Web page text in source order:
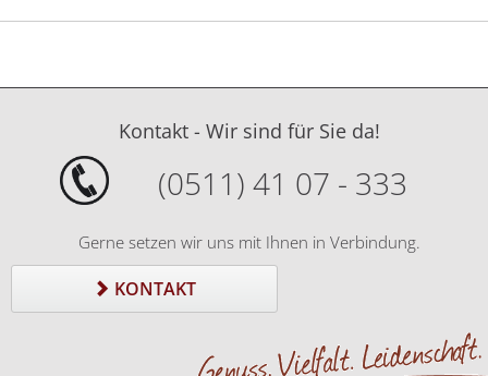
Kontakt - Wir sind für Sie da!
(0511) 41 07 - 333
Gerne setzen wir uns mit Ihnen in Verbindung.
KONTAKT